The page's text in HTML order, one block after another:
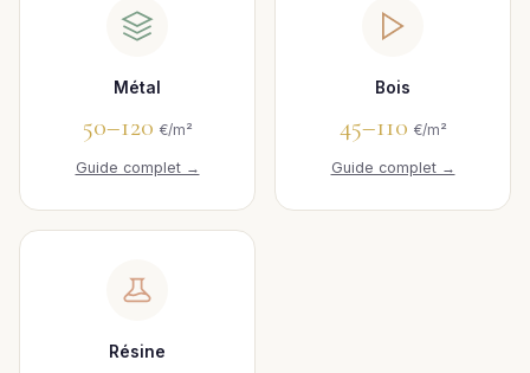
Métal
50–120 €/m²
Guide complet →
Bois
45–110 €/m²
Guide complet →
Résine